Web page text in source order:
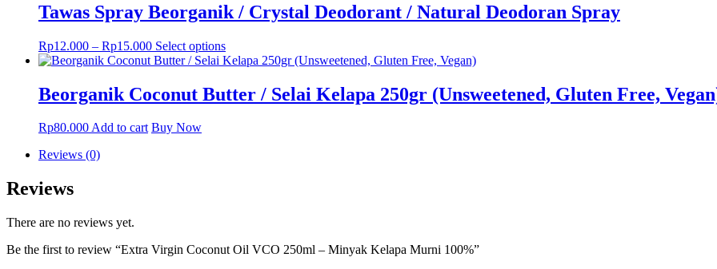
Tawas Spray Beorganik / Crystal Deodorant / Natural Deodoran Spray
Rp12.000 – Rp15.000 Select optionsThis
product
multiple
variants.
Beorganik Coconut Butter / Selai Kelapa 250gr (Unsweetened, Gluten Free,
Rp80.000Add to cart Buy Now
Reviews (0)
Reviews
There are no reviews yet.
Be the first to review “Extra Virgin Coconut Oil VCO 250ml – Minyak Kelapa Murni 100%”